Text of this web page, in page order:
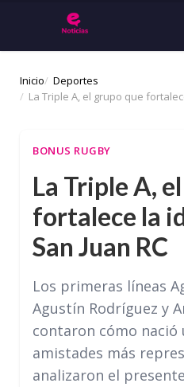
Inicio
Deportes
La Triple A, el grupo que
BONUS RUGBY
La Triple A,
fortalece la
San Juan RC
Los primeras líneas
Agustín Rodríguez y
contaron cómo nació
amistades más
analizaron el